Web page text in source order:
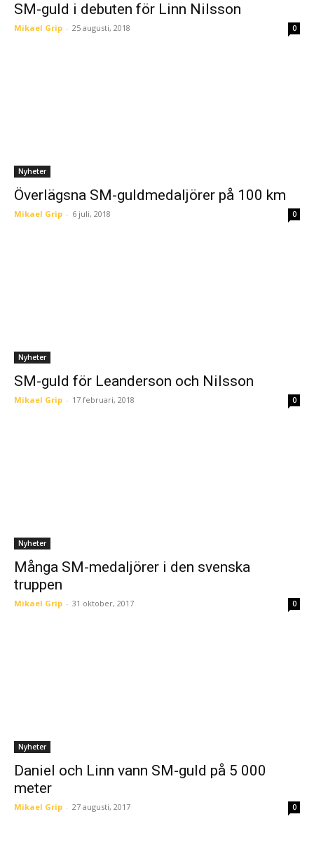
SM-guld i debuten för Linn Nilsson
Mikael Grip - 25 augusti, 2018 0
Nyheter
Överlägsna SM-guldmedaljörer på 100 km
Mikael Grip - 6 juli, 2018 0
Nyheter
SM-guld för Leanderson och Nilsson
Mikael Grip - 17 februari, 2018 0
Nyheter
Många SM-medaljörer i den svenska
truppen
Mikael Grip - 31 oktober, 2017 0
Nyheter
Daniel och Linn vann SM-guld på 5 000
meter
Mikael Grip - 27 augusti, 2017 0